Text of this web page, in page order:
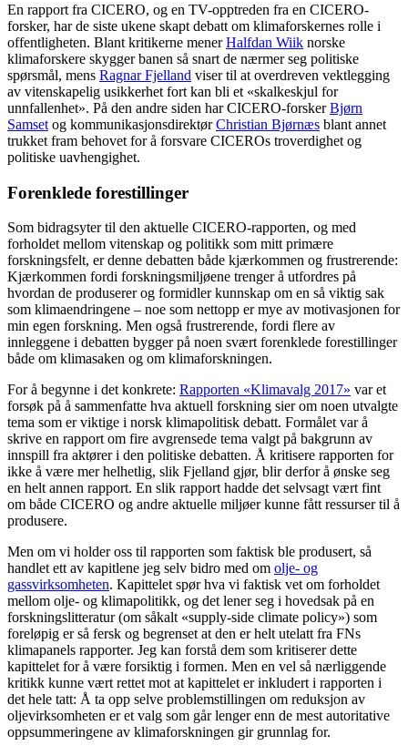
En rapport fra CICERO, og en TV-opptreden fra en CICERO-
forsker, har de siste ukene skapt debatt om klimaforskernes rolle i
offentligheten. Blant kritikerne menerHalfdan Wiik norske
klimaforskere skygger banen så snart de nærmer seg politiske
spørsmål, mens Ragnar Fjelland viser til at overdreven vektlegging
av vitenskapelig usikkerhet fort kan bli et «skalkeskjul for
unnfallenhet». På den andre siden har CICERO-forskerBjørn
Samset og kommunikasjonsdirektørChristian Bjørnæs blant annet
trukket fram behovet for å forsvare CICEROs troverdighet og
politiske uavhengighet.
Forenklede forestillinger
Som bidragsyter til den aktuelle CICERO-rapporten, og med
forholdet mellom vitenskap og politikk som mitt primære
forskningsfelt, er denne debatten både kjærkommen og frustrerende:
Kjærkommen fordi forskningsmiljøene trenger å utfordres på
hvordan de produserer og formidler kunnskap om en så viktig sak
som klimaendringene – noe som nettopp er mye av motivasjonen for
min egen forskning. Men også frustrerende, fordi flere av
innleggene i debatten bygger på noen svært forenklede forestillinger
både om klimasaken og om klimaforskningen.
For å begynne i det konkrete: Rapporten «Klimavalg 2017» var et
forsøk på å sammenfatte hva aktuell forskning sier om noen utvalgte
tema som er viktige i norsk klimapolitisk debatt. Formålet var å
skrive en rapport om fire avgrensede tema valgt på bakgrunn av
innspill fra aktører i den politiske debatten. Å kritisere rapporten for
ikke å være mer helhetlig, slik Fjelland gjør, blir derfor å ønske seg
en helt annen rapport. En slik rapport hadde det selvsagt vært fint
om både CICERO og andre aktuelle miljøer kunne fått ressurser til å
produsere.
Men om vi holder oss til rapporten som faktisk ble produsert, så
handlet ett av kapitlene jeg selv bidro med om olje- og
gassvirksomheten. Kapittelet spør hva vi faktisk vet om forholdet
mellom olje- og klimapolitikk, og det lener seg i hovedsak på en
forskningslitteratur (om såkalt «supply-side climate policy») som
foreløpig er så fersk og begrenset at den er helt utelatt fra FNs
klimapanels rapporter. Jeg kan forstå dem som kritiserer dette
kapittelet for å være forsiktig i formen. Men en vel så nærliggende
kritikk kunne vært rettet mot at kapittelet er inkludert i rapporten i
det hele tatt: Å ta opp selve problemstillingen om reduksjon av
oljevirksomheten er et valg som går lenger enn de mest autoritative
oppsummeringene av klimaforskningen gir grunnlag for.